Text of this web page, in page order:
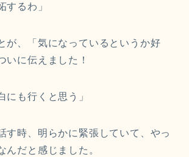
するわ」
が、「気になっているというか好
いに伝えました！
にも行くと思う」
す時、明らかに緊張していて、やっ
んだと感じました。